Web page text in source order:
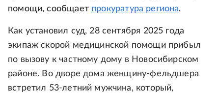
помощи, сообщает прокуратура региона.
Как установил суд, 28 сентября 2025 года
экипаж скорой медицинской помощи прибыл
по вызову к частному дому в Новосибирском
районе. Во дворе дома женщину-фельдшера
встретил 53-летний мужчина, который,